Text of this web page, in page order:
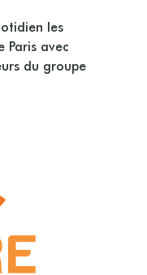
les
Paris avec
du groupe